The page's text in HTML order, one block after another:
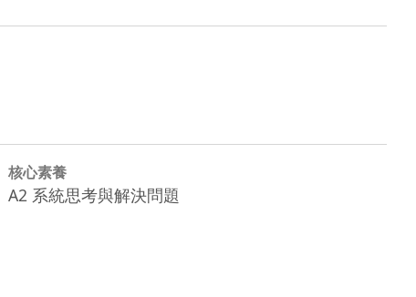
核心素養
A2 系統思考與解決問題